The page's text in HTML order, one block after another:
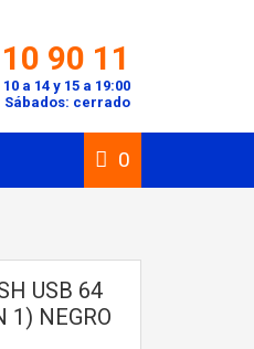
90 11
a 14 y 15 a 19:00
Sábados: cerrado
0
USB 64
1) NEGRO